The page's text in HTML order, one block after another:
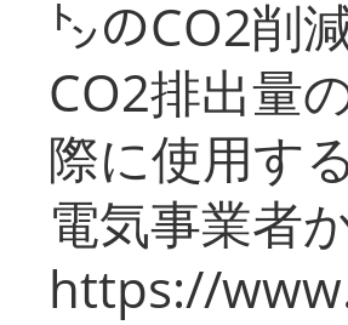
㌧のCO2削
CO2排出量
際に使用す
電気事業者
https://